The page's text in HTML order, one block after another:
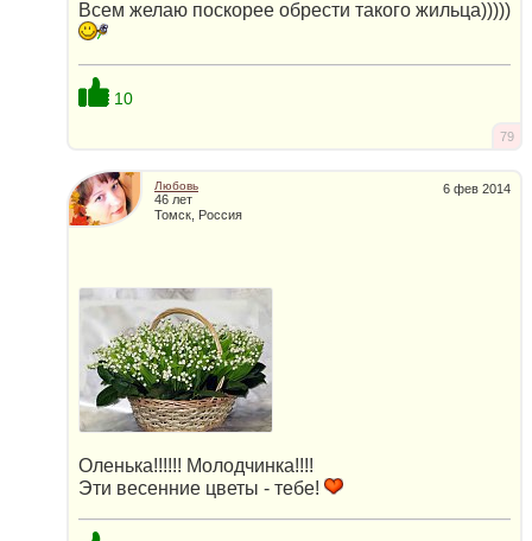
Всем желаю поскорее обрести такого жильца)))))
10
79
6 фев 2014
Любовь
46 лет
Томск, Россия
Оленька!!!!!! Молодчинка!!!!
Эти весенние цветы - тебе!